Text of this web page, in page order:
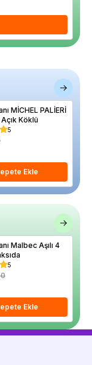
MİCHEL PALİERİ
Köklü
5
Ekle
Malbec Aşılı 4
5
Ekle